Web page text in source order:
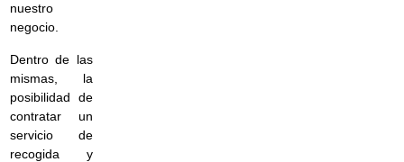
nuestro
negocio.
Dentro de las
mismas, la
posibilidad de
contratar un
servicio de
recogida y